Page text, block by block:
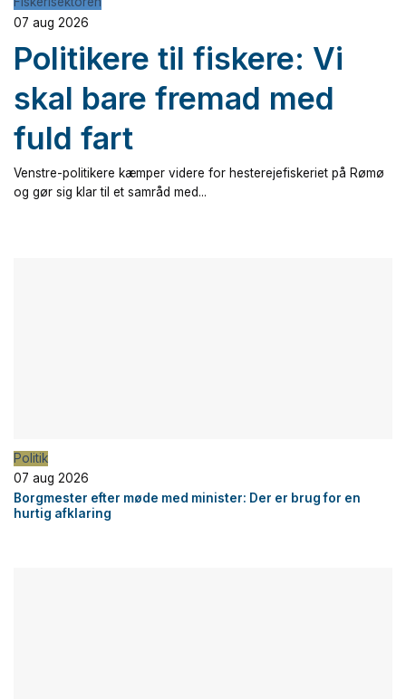
07 aug 2026
Politikere til fiskere: Vi
skal bare fremad med
fuld fart
Venstre-politikere kæmper videre for hesterejefiskeriet på Rømø
og gør sig klar til et samråd med...
Politik
07 aug 2026
Borgmester efter møde med minister: Der er brug for en
hurtig afklaring